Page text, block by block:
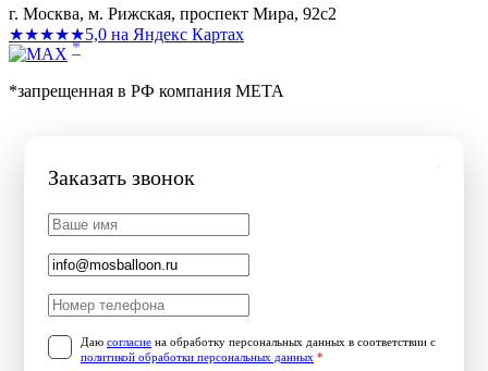
г. Москва, м. Рижская, проспект Мира, 92с2
★★★★★5,0 на Яндекс Картах
*
*запрещенная в РФ компания МЕТА
Заказать звонок
Даю согласие на обработку персональных данных в соответствии с
политикой обработки персональных данных *